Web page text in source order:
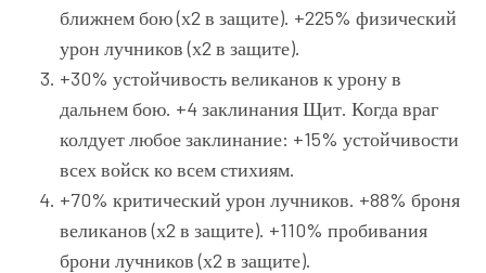
ближнем бою (х2 в защите). +225% физический
урон лучников (х2 в защите).
+30% устойчивость великанов к урону в
дальнем бою. +4 заклинания Щит. Когда враг
колдует любое заклинание: +15% устойчивости
всех войск ко всем стихиям.
+70% критический урон лучников. +88% броня
великанов (х2 в защите). +110% пробивания
брони лучников (х2 в защите).